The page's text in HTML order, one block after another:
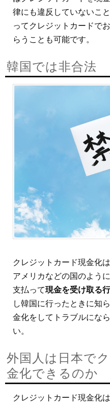
律にも違反していないこ
ってクレジットカードで
らうことも可能です。
韓国では非合法
クレジットカード現金化は
アメリカなどの国のよう
支払って現金を受け取る
し韓国に行ったときに知
金化をしてトラブルにな
い。
外国人は日本で
金化できるのか
クレジットカード現金化